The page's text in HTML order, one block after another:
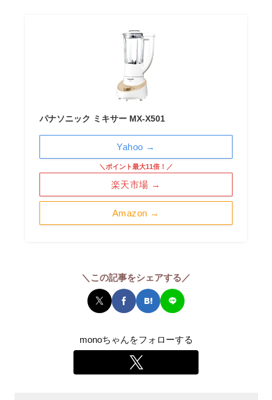
パナソニック ミキサー MX-X501
Amazon →
＼ポイント最大11倍！／
楽天市場 →
Yahoo →
＼この記事をシェアする／
monoちゃんをフォローする